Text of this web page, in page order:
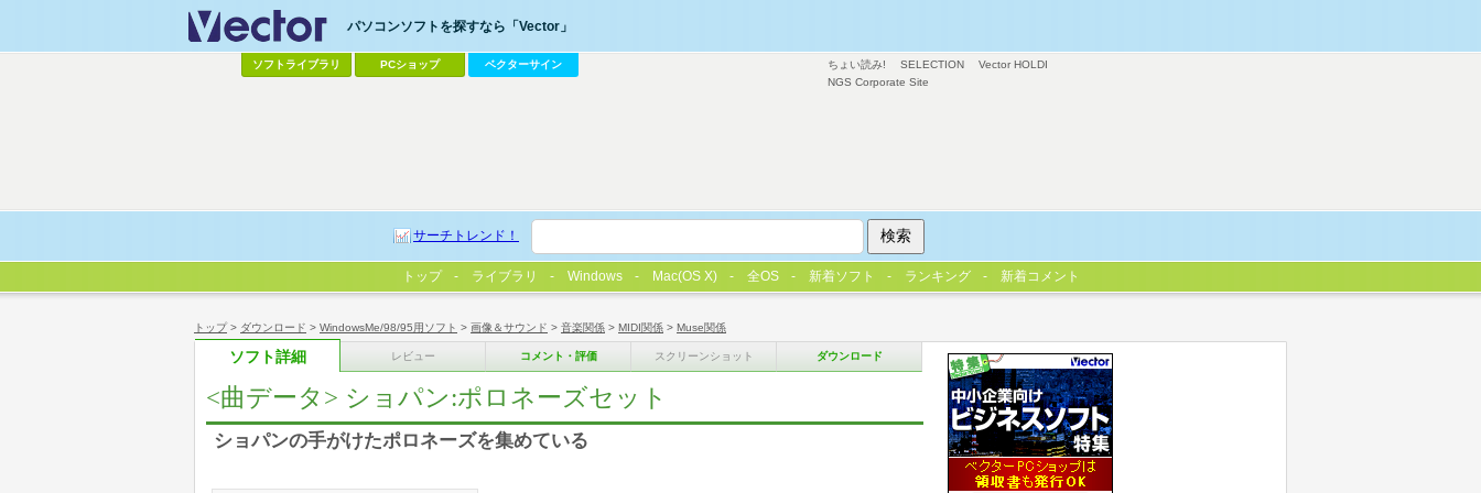
トップ> ダウンロード > WindowsMe/98/95用ソフト > 画像＆サウンド > 音楽関係 > MIDI関係 > Muse関係
ソフト詳細 レビュー コメント・評価 スクリーンショット ダウンロード
<曲データ> ショパン:ポロネーズセット
ショパンの手がけたポロネーズを集めている
ちょい読み! SELECTION
Vector HOLDI
NGS Corporate Site
パソコンソフトを探すなら「Vector」
ソフトライブラリ PCショップ ベクターサイン
サーチトレンド！
トップ ライブラリ Windows Mac(OS X) 全OS 新着ソフト ランキング 新着コメント